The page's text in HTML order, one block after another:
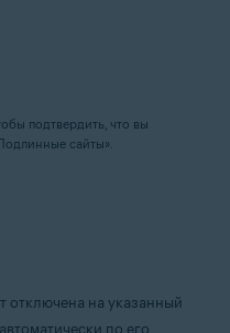
подтвердить, что вы
сайты».
отключена на указанный
по его